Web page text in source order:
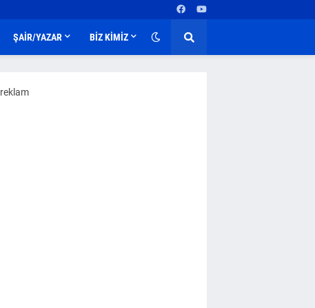
ŞAİR/YAZAR BİZ KİMİZ
reklam